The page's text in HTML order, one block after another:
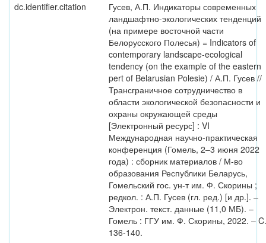
dc.identifier.citation
Гусев, А.П. Индикаторы современных
ландшафтно-экологических тенденций
(на примере восточной части
Белорусского Полесья) = Indicators of
contemporary landscape-ecological
tendency (on the example of the eastern
pert of Belarusian Polesie) / А.П. Гусев //
Трансграничное сотрудничество в
области экологической безопасности и
охраны окружающей среды
[Электронный ресурс] : VI
Международная научно-практическая
конференция (Гомель, 2–3 июня 2022
года) : сборник материалов / М-во
образования Республики Беларусь,
Гомельский гос. ун-т им. Ф. Скорины ;
редкол. : А.П. Гусев (гл. ред.) [и др.]. –
Электрон. текст. данные (11,0 МБ). –
Гомель : ГГУ им. Ф. Скорины, 2022. – C.
136-140.